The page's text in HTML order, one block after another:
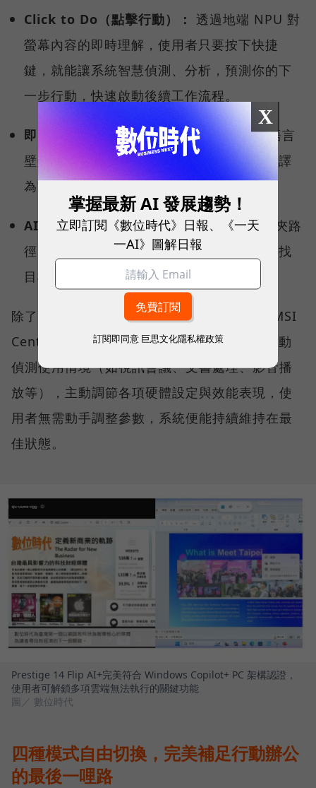
Click to Do（點擊行動）： 透過地端 NPU 對
螢幕內容的即時理解，使用者只要按下快捷
鍵，就能讓系統智慧偵測、分析，預測你的下
一步行動，快速啟動後續工作流程。
即時字幕翻譯（Live Captions）：打破語言
壁壘，跨國視訊會議時，即時將多國語言翻譯
為繁體中文。
AI 智慧搜尋： 不需要精確記住檔名或資料夾路
徑，用自然語言就能從茫茫資料海中精準查找
目標檔案。
除了微軟的生態系，MSI 更導入獨家研發的 MSI
Center 中控軟體，其中「AI 智慧引擎」能自動
偵測使用情境（如視訊會議、文書處理、影音播
放等），主動調節各項硬體設定與效能表現，使
用者無需動手調整參數，系統便能持續維持在最
佳狀態。
Prestige 14 Flip AI+完美符合 Windows Copilot+ PC 架構認證，
使用者可解鎖多項雲端無法執行的關鍵功能
圖／ 數位時代
四種模式自由切換，完美補足行動辦公
的最後一哩路
X
掌握最新 AI 發展趨勢！
立即訂閱《數位時代》日報、《一天
一AI》圖解日報
訂閱即同意 巨思文化隱私權政策